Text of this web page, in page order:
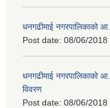
धनगढीमाई नगरपालिकाको
Post date: 08/06/2018
धनगढीमाई नगरपालिकाको
विवरण
Post date: 08/06/2018